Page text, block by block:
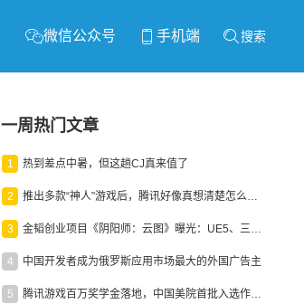
微信公众号 手机端 搜索
一周热门文章
1 热到差点中暑，但这趟CJ真来值了
2 推出多款“神人”游戏后，腾讯好像真想清楚怎么做二次元了
3 金韬创业项目《阴阳师：云图》曝光：UE5、三端互通、ARPG
4 中国开发者成为俄罗斯应用市场最大的外国广告主
5 腾讯游戏百万奖学金落地，中国美院首批入选作品获业内关注